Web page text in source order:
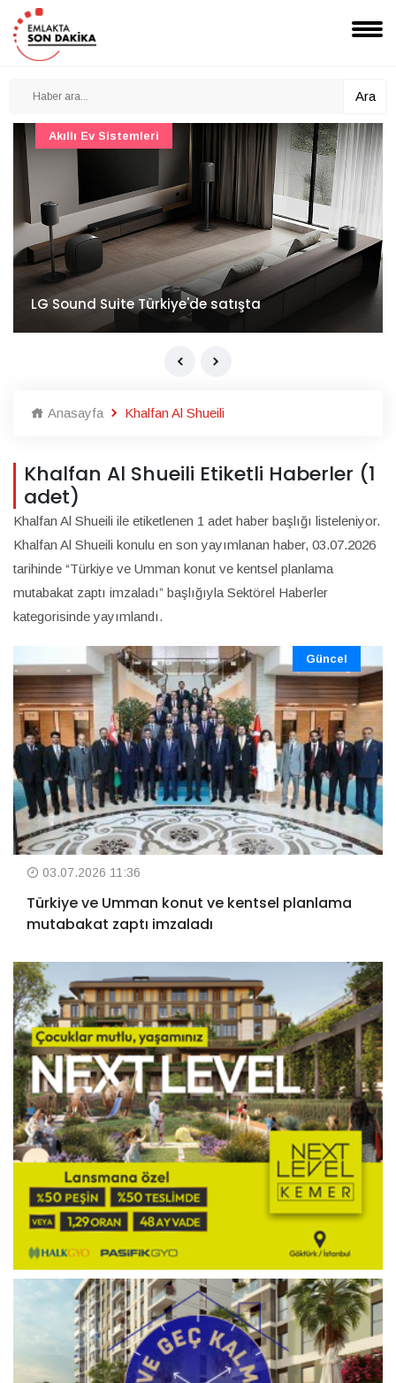
Ara
İstanbul Havalimanı'nın 4. ana pistinde sona
doğru
Ulaşım
Anasayfa Khalfan Al Shueili
Khalfan Al Shueili Etiketli Haberler (1
adet)
Khalfan Al Shueili ile etiketlenen 1 adet haber başlığı listeleniyor.
Khalfan Al Shueili konulu en son yayımlanan haber, 03.07.2026
tarihinde “Türkiye ve Umman konut ve kentsel planlama
mutabakat zaptı imzaladı” başlığıyla Sektörel Haberler
kategorisinde yayımlandı.
Güncel
03.07.2026 11:36
Türkiye ve Umman konut ve kentsel planlama
mutabakat zaptı imzaladı